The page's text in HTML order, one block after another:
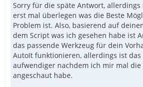
Sorry für die späte Antwort,
erst mal überlegen was die Beste
Problem ist. Also, basierend auf
dem Script was ich gesehen habe ist
das passende Werkzeug für dein
AutoIt funktionieren, allerdings ist das
aufwendiger nachdem ich mir mal die
angeschaut habe.